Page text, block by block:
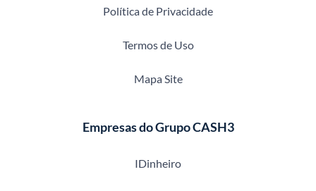
Política de Privacidade
Termos de Uso
Mapa Site
Empresas do Grupo CASH3
IDinheiro